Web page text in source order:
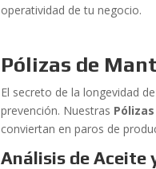
operatividad de tu negocio.
Pólizas de
El secreto de la longevidad
prevención. Nuestras
conviertan en paros de
Análisis de Aceite